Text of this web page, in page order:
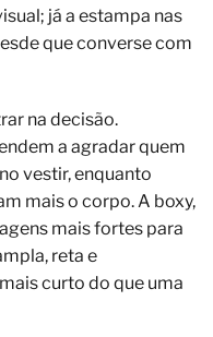
já a estampa nas
que converse com
na decisão.
a agradar quem
vestir, enquanto
mais o corpo. A boxy,
mais fortes para
reta e
curto do que uma